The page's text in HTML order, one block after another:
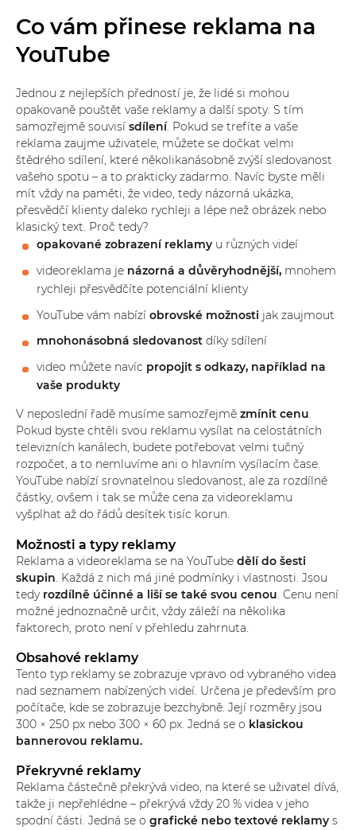
Co vám přinese reklama na
YouTube
Jednou z nejlepších předností je, že lidé si mohou
opakovaně pouštět vaše reklamy a další spoty. S tím
samozřejmě souvisí sdílení. Pokud se trefíte a vaše
reklama zaujme uživatele, můžete se dočkat velmi
štědrého sdílení, které několikanásobně zvýší sledovanost
vašeho spotu – a to prakticky zadarmo. Navíc byste měli
mít vždy na paměti, že video, tedy názorná ukázka,
přesvědčí klienty daleko rychleji a lépe než obrázek nebo
klasický text. Proč tedy?
opakované zobrazení reklamy u různých videí
videoreklama je názorná a důvěryhodnější, mnohem
rychleji přesvědčíte potenciální klienty
YouTube vám nabízíobrovské možnosti jak zaujmout
mnohonásobná sledovanost díky sdílení
video můžete navíc propojit s odkazy, například na
vaše produkty
V neposlední řadě musíme samozřejmě zmínit cenu.
Pokud byste chtěli svou reklamu vysílat na celostátních
televizních kanálech, budete potřebovat velmi tučný
rozpočet, a to nemluvíme ani o hlavním vysílacím čase.
YouTube nabízí srovnatelnou sledovanost, ale za rozdílné
částky, ovšem i tak se může cena za videoreklamu
vyšplhat až do řádů desítek tisíc korun.
Možnosti a typy reklamy
Reklama a videoreklama se na YouTube dělí do šesti
skupin . Každá z nich má jiné podmínky i vlastnosti. Jsou
tedy rozdílně účinné a liší se také svou cenou . Cenu není
možné jednoznačně určit, vždy záleží na několika
faktorech, proto není v přehledu zahrnuta.
Obsahové reklamy
Tento typ reklamy se zobrazuje vpravo od vybraného videa
nad seznamem nabízených videí. Určena je především pro
počítače, kde se zobrazuje bezchybně. Její rozměry jsou
300 × 250 px nebo 300 × 60 px. Jedná se o klasickou
bannerovou reklamu.
Překryvné reklamy
Reklama částečně překrývá video, na které se uživatel dívá,
takže ji nepřehlédne – překrývá vždy 20 % videa v jeho
spodní části. Jedná se o grafické nebo textové reklamy s